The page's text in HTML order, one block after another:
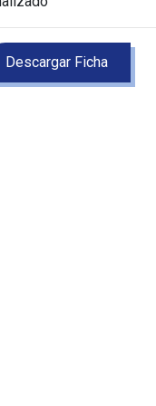
Descargar Ficha